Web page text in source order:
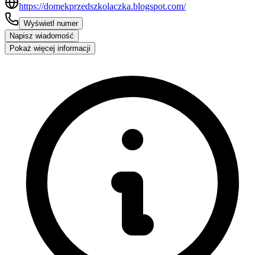
https://domekprzedszkolaczka.blogspot.com/
Wyświetl numer
Napisz wiadomość
Pokaż więcej informacji